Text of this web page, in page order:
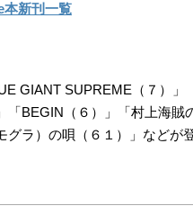
本新刊一覧
GIANT SUPREME（７）」
「BEGIN（６）」「村上海
ラ）の唄（６１）」などが